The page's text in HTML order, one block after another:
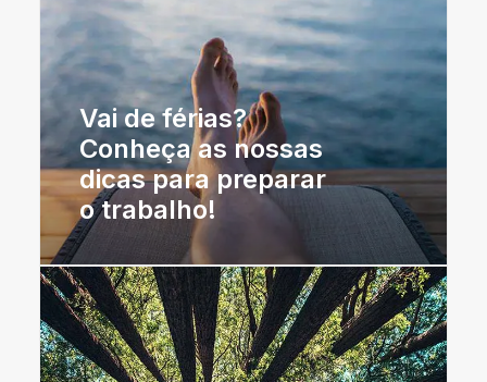
Vai de férias?
Conheça as nossas
dicas para preparar
o trabalho!